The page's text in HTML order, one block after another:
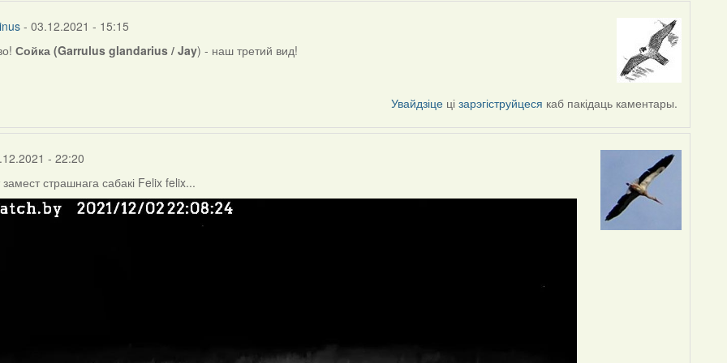
- 03.12.2021 - 15:15
Сойка (Garrulus glandarius / Jay) - наш третий вид!
Увайдзіце цізарэгіструйцеся каб пакідаць каментары.
- 22:20
страшнага сабакі Felix felix...